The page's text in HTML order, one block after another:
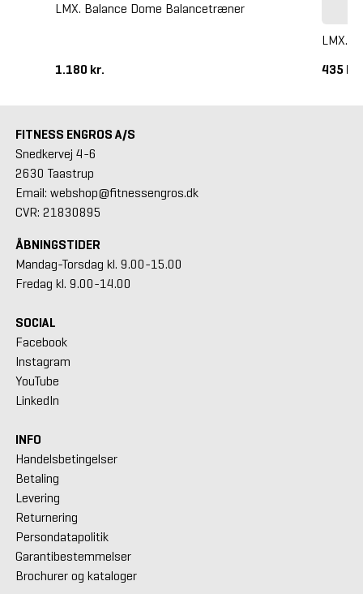
LMX. Balance Dome Balancetræner
1.180 kr.
LMX.
435 kr.
FITNESS ENGROS A/S
Snedkervej 4-6
2630 Taastrup
Email: webshop@fitnessengros.dk
CVR: 21830895
ÅBNINGSTIDER
Mandag-Torsdag kl. 9.00-15.00
Fredag kl. 9.00-14.00
SOCIAL
Facebook
Instagram
YouTube
LinkedIn
INFO
Handelsbetingelser
Betaling
Levering
Returnering
Persondatapolitik
Garantibestemmelser
Brochurer og kataloger